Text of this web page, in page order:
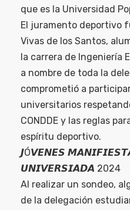
que es la Universidad
El juramento deportivo
Vivas de los Santos,
la carrera de Ingeniería
a nombre de toda la
comprometió a
universitarios
CONDDE y las reglas
espíritu deportivo.
𝙅Ó𝙑𝙀𝙉𝙀𝙎
𝙐𝙉𝙄𝙑𝙀𝙍𝙎𝙄𝘼𝘿𝘼 2024
Al realizar un sondeo,
de la delegación